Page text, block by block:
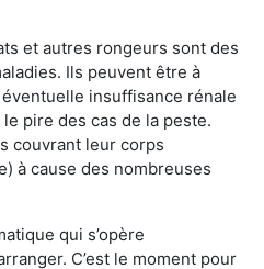
et autres rongeurs sont des
Ils peuvent être à
insuffisance rénale
pire des cas de la peste.
couvrant leur corps
à cause des nombreuses
qui s’opère
C’est le moment pour